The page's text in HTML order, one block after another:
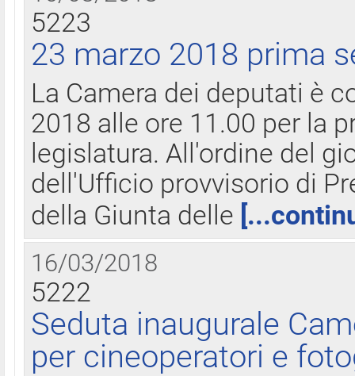
5223
23 marzo 2018 prima
La Camera dei deputati è
2018 alle ore 11.00 per la
legislatura. All'ordine del
dell'Ufficio provvisorio di
della Giunta delle
16/03/2018
5222
Seduta inaugurale
per cineoperatori e